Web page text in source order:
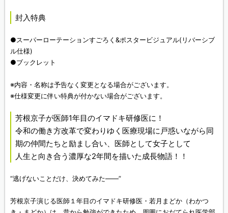
封入特典
●スーパーローテーションすごろく&ポスタービジュアル(リバーシブ
ル仕様)
●ブックレット
※内容・名称は予告なく変更となる場合がございます。
※仕様変更に伴い特典が付かない場合がございます。
芳根京子が医師1年目のイマドキ研修医に！
令和の働き方改革で変わりゆく医療現場に戸惑いながら同
期の仲間たちと励まし合い、医師として女子として
人生と向き合う濃厚な2年間を描いた成長物語！！
“逃げないことだけ、決めてみた――”
芳根京子演じる医師１年目のイマドキ研修医・若月まどか（わかつ